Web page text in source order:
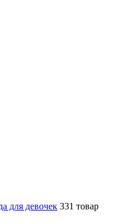
для девочек 331 товар